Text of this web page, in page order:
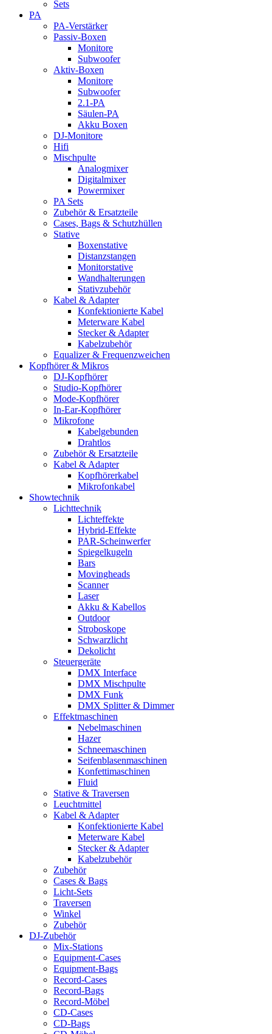
Sets
PA
PA-Verstärker
Passiv-Boxen
Monitore
Subwoofer
Aktiv-Boxen
Monitore
Subwoofer
2.1-PA
Säulen-PA
Akku Boxen
DJ-Monitore
Hifi
Mischpulte
Analogmixer
Digitalmixer
Powermixer
PA Sets
Zubehör & Ersatzteile
Cases, Bags & Schutzhüllen
Stative
Boxenstative
Distanzstangen
Monitorstative
Wandhalterungen
Stativzubehör
Kabel & Adapter
Konfektionierte Kabel
Meterware Kabel
Stecker & Adapter
Kabelzubehör
Equalizer & Frequenzweichen
Kopfhörer & Mikros
DJ-Kopfhörer
Studio-Kopfhörer
Mode-Kopfhörer
In-Ear-Kopfhörer
Mikrofone
Kabelgebunden
Drahtlos
Zubehör & Ersatzteile
Kabel & Adapter
Kopfhörerkabel
Mikrofonkabel
Showtechnik
Lichttechnik
Lichteffekte
Hybrid-Effekte
PAR-Scheinwerfer
Spiegelkugeln
Bars
Movingheads
Scanner
Laser
Akku & Kabellos
Outdoor
Stroboskope
Schwarzlicht
Dekolicht
Steuergeräte
DMX Interface
DMX Mischpulte
DMX Funk
DMX Splitter & Dimmer
Effektmaschinen
Nebelmaschinen
Hazer
Schneemaschinen
Seifenblasenmaschinen
Konfettimaschinen
Fluid
Stative & Traversen
Leuchtmittel
Kabel & Adapter
Konfektionierte Kabel
Meterware Kabel
Stecker & Adapter
Kabelzubehör
Zubehör
Cases & Bags
Licht-Sets
Traversen
Winkel
Zubehör
DJ-Zubehör
Mix-Stations
Equipment-Cases
Equipment-Bags
Record-Cases
Record-Bags
Record-Möbel
CD-Cases
CD-Bags